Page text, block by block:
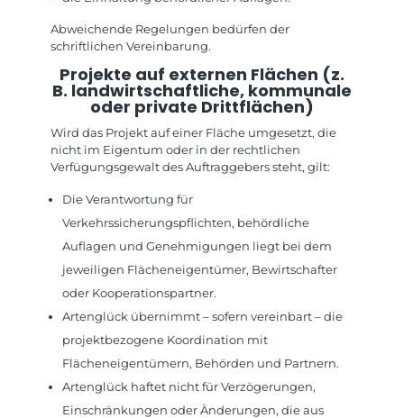
Abweichende Regelungen bedürfen der
schriftlichen Vereinbarung.
Projekte auf externen Flächen (z.
B. landwirtschaftliche, kommunale
oder private Drittflächen)
Wird das Projekt auf einer Fläche umgesetzt, die
nicht im Eigentum oder in der rechtlichen
Verfügungsgewalt des Auftraggebers steht, gilt:
Die Verantwortung für
Verkehrssicherungspflichten, behördliche
Auflagen und Genehmigungen liegt bei dem
jeweiligen Flächeneigentümer, Bewirtschafter
oder Kooperationspartner.
Artenglück übernimmt – sofern vereinbart – die
projektbezogene Koordination mit
Flächeneigentümern, Behörden und Partnern.
Artenglück haftet nicht für Verzögerungen,
Einschränkungen oder Änderungen, die aus